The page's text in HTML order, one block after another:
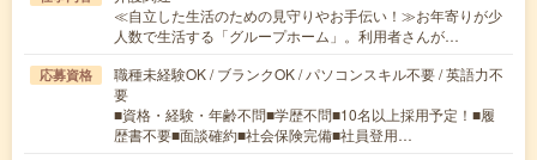
≪自立した生活のための見守りやお手伝い！≫お年寄りが少
人数で生活する「グループホーム」。利用者さんが…
応募資格
職種未経験OK / ブランクOK / パソコンスキル不要 / 英語力不
要
■資格・経験・年齢不問■学歴不問■10名以上採用予定！■履
歴書不要■面談確約■社会保険完備■社員登用…